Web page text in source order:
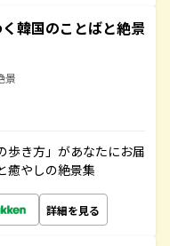
韓国のことばと絶景
景
歩き方」があなたにお届
癒やしの絶景集
詳細を見る